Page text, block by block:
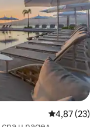
Средна
4,87 (23)